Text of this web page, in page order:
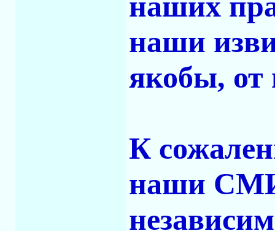
наши
якобы, от
К
наши СМИ